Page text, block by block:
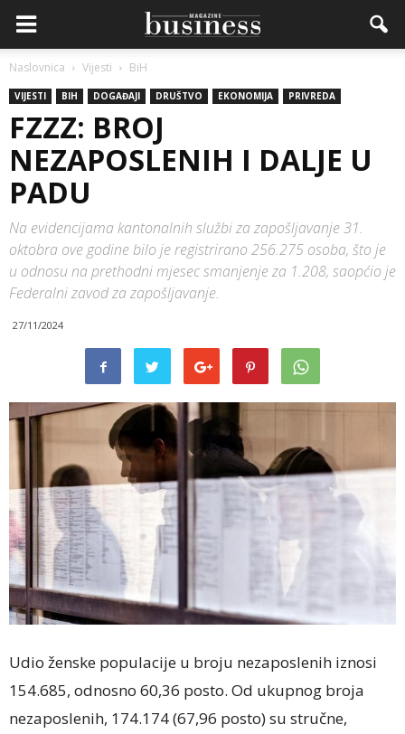
Naslovnica Vijesti BiH
VIJESTI BIH DOGAĐAJI DRUŠTVO EKONOMIJA PRIVREDA
FZZZ: BROJ
NEZAPOSLENIH I DALJE U
PADU
Na evidencijama kantonalnih službi za zapošljavanje 31.
oktobra ove godine bilo je registrirano 256.275 osoba, što je
u odnosu na prethodni mjesec smanjenje za 1.208, saopćio je
Federalni zavod za zapošljavanje.
27/11/2024
Udio ženske populacije u broju nezaposlenih iznosi
154.685, odnosno 60,36 posto. Od ukupnog broja
nezaposlenih, 174.174 (67,96 posto) su stručne,